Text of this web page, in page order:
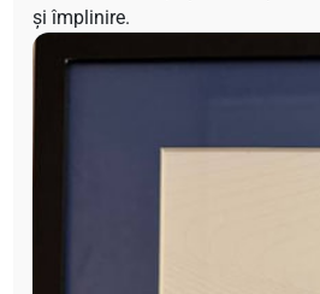
și împlinire.